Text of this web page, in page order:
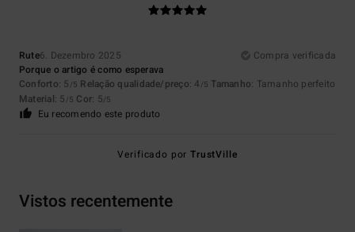
Rute6. Dezembro 2025
Compra verificada
Porque o artigo é como esperava
Conforto: 5 /5 Relação qualidade/preço: 4 /5 Tamanho: Tamanho perfeito
Material: 5 /5 Cor: 5/5
Eu recomendo este produto
Verificado porTrustVille
Vistos recentemente